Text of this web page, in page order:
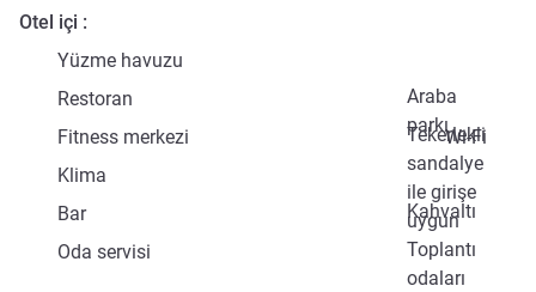
Otel içi
Yüzme havuzu
Araba
parkı
Restoran
Tekerlekli
sandalye
ile girişe
uygun
Fitness merkezi
Wi-Fi
Klima
Kahvaltı
Bar
Toplantı
odaları
Oda servisi